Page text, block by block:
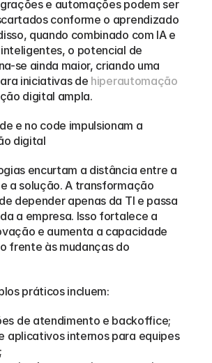
e automações podem ser
conforme o aprendizado
quando combinado com IA e
o potencial de
se ainda maior, criando uma
iniciativas de hiperautomação
digital ampla.
e no code impulsionam a
digital
encurtam a distância entre a
a solução. A transformação
depender apenas da TI e passa
a empresa. Isso fortalece a
e aumenta a capacidade
frente às mudanças do
práticos incluem:
de atendimento e backoffice;
aplicativos internos para equipes